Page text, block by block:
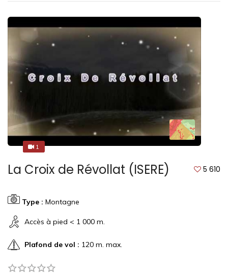
1
1
La Croix de Révollat (ISERE) 5 610
Type : Montagne
Accès à pied < 1 000 m.
Plafond de vol : 120 m. max.